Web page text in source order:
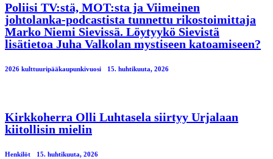
Poliisi TV:stä, MOT:sta ja Viimeinen
johtolanka-podcastista tunnettu rikostoimittaja
Marko Niemi Sievissä. Löytyykö Sievistä
lisätietoa Juha Valkolan mystiseen katoamiseen?
2026 kulttuuripääkaupunkivuosi 15. huhtikuuta, 2026
Kirkkoherra Olli Luhtasela siirtyy Urjalaan
kiitollisin mielin
Henkilöt 15. huhtikuuta, 2026